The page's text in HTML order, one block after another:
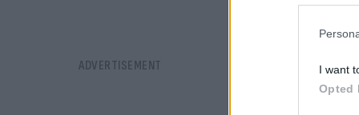
I want
Opted